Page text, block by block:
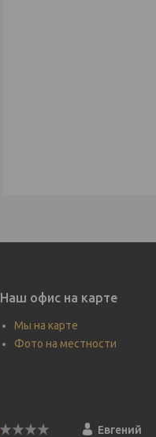
Наш офис на карте
Мы на карте
Фото на местности
Евгений